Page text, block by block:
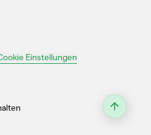
Einstellungen